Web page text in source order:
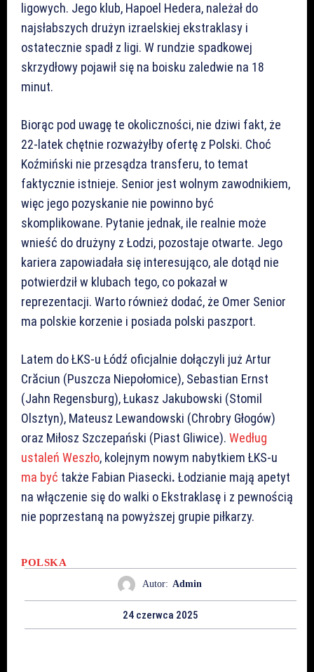
ligowych. Jego klub, Hapoel Hedera, należał do
najsłabszych drużyn izraelskiej ekstraklasy i
ostatecznie spadł z ligi. W rundzie spadkowej
skrzydłowy pojawił się na boisku zaledwie na 18
minut.
Biorąc pod uwagę te okoliczności, nie dziwi fakt, że
22-latek chętnie rozważyłby ofertę z Polski. Choć
Koźmiński nie przesądza transferu, to temat
faktycznie istnieje. Senior jest wolnym zawodnikiem,
więc jego pozyskanie nie powinno być
skomplikowane. Pytanie jednak, ile realnie może
wnieść do drużyny z Łodzi, pozostaje otwarte. Jego
kariera zapowiadała się interesująco, ale dotąd nie
potwierdził w klubach tego, co pokazał w
reprezentacji. Warto również dodać, że Omer Senior
ma polskie korzenie i posiada polski paszport.
Latem do ŁKS-u Łódź oficjalnie dołączyli już Artur
Crăciun (Puszcza Niepołomice), Sebastian Ernst
(Jahn Regensburg), Łukasz Jakubowski (Stomil
Olsztyn), Mateusz Lewandowski (Chrobry Głogów)
oraz Miłosz Szczepański (Piast Gliwice). Według
ustaleń Weszło, kolejnym nowym nabytkiem ŁKS-u
ma być także Fabian Piasecki. Łodzianie mają apetyt
na włączenie się do walki o Ekstraklasę i z pewnością
nie poprzestaną na powyższej grupie piłkarzy.
POLSKA
Autor: Admin
24 czerwca 2025